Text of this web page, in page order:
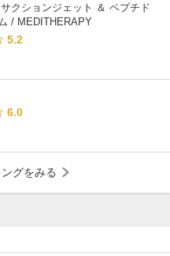
クションジェット ＆ ペプチド
/ MEDITHERAPY
5.2
6.0
グをみる